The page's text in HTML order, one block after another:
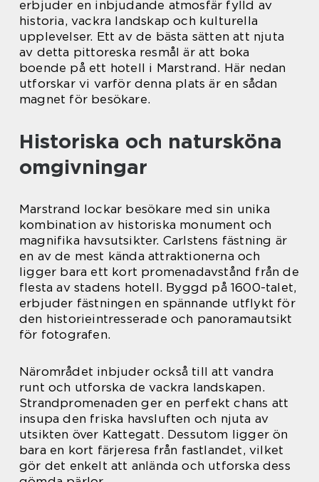
erbjuder en inbjudande atmosfär fylld av
historia, vackra landskap och kulturella
upplevelser. Ett av de bästa sätten att njuta
av detta pittoreska resmål är att boka
boende på ett hotell i Marstrand. Här nedan
utforskar vi varför denna plats är en sådan
magnet för besökare.
Historiska och natursköna
omgivningar
Marstrand lockar besökare med sin unika
kombination av historiska monument och
magnifika havsutsikter. Carlstens fästning är
en av de mest kända attraktionerna och
ligger bara ett kort promenadavstånd från de
flesta av stadens hotell. Byggd på 1600-talet,
erbjuder fästningen en spännande utflykt för
den historieintresserade och panoramautsikt
för fotografen.
Närområdet inbjuder också till att vandra
runt och utforska de vackra landskapen.
Strandpromenaden ger en perfekt chans att
insupa den friska havsluften och njuta av
utsikten över Kattegatt. Dessutom ligger ön
bara en kort färjeresa från fastlandet, vilket
gör det enkelt att anlända och utforska dess